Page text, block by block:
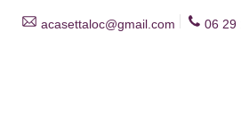
acasettaloc@gmail.com 06 29